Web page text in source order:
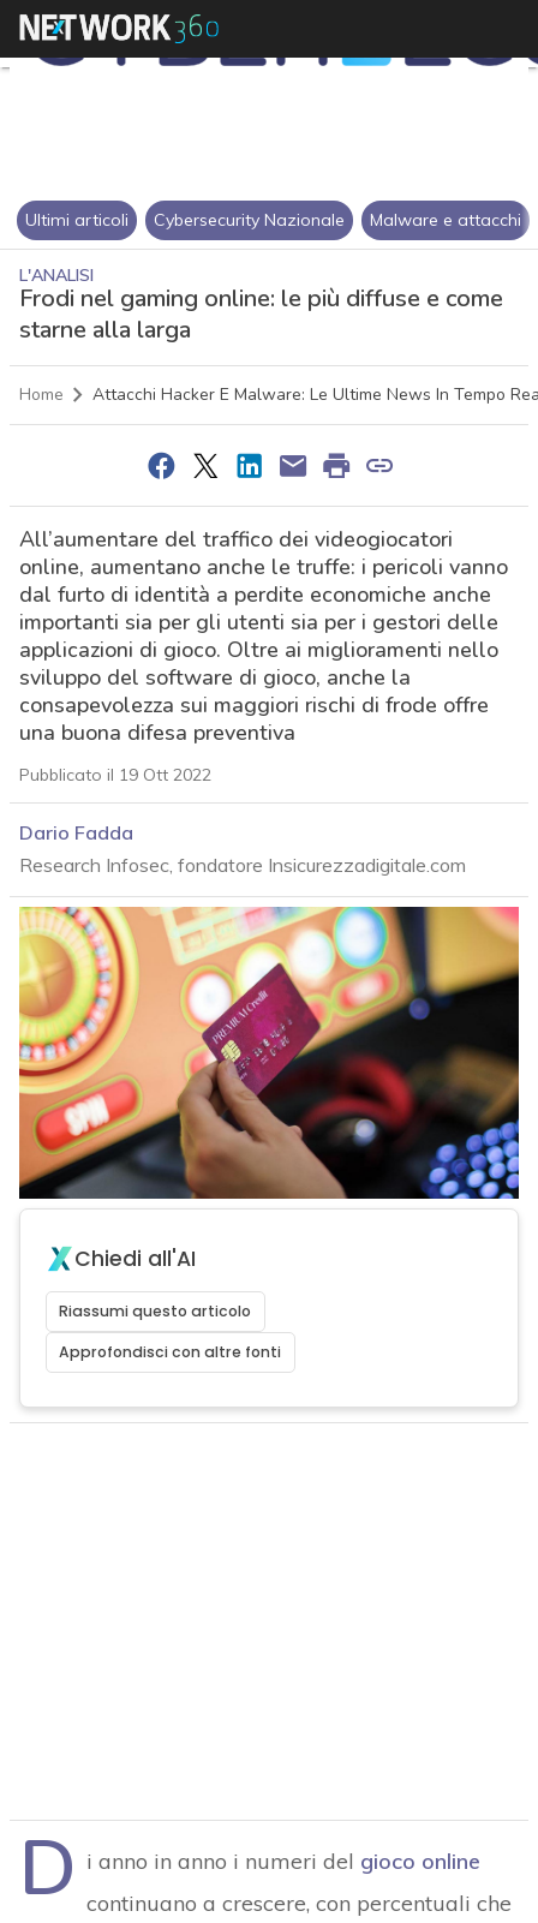
Ultimi articoli Cybersecurity Nazionale Malware e attacchi
L'ANALISI
Frodi nel gaming online: le più diffuse e come
starne alla larga
Home Attacchi Hacker E Malware: Le Ultime News In Tempo
All’aumentare del traffico dei videogiocatori
online, aumentano anche le truffe: i pericoli vanno
dal furto di identità a perdite economiche anche
importanti sia per gli utenti sia per i gestori delle
applicazioni di gioco. Oltre ai miglioramenti nello
sviluppo del software di gioco, anche la
consapevolezza sui maggiori rischi di frode offre
una buona difesa preventiva
Pubblicato il 19 Ott 2022
Dario Fadda
Research Infosec, fondatore Insicurezzadigitale.com
Chiedi all'AI
Riassumi questo articolo
Approfondisci con altre fonti
D i anno in anno i numeri del gioco online
continuano a crescere, con percentuali che